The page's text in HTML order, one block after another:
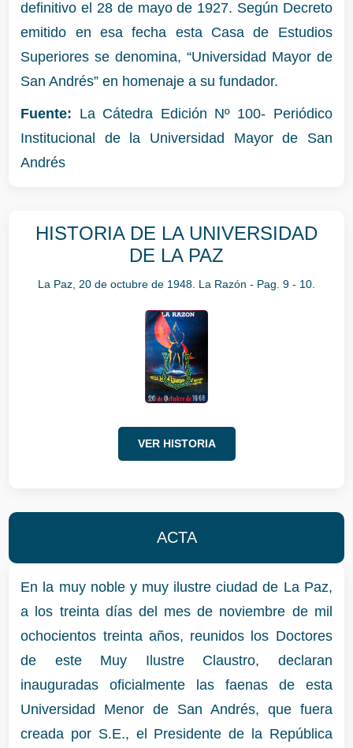
definitivo el 28 de mayo de 1927. Según Decreto
emitido en esa fecha esta Casa de Estudios
Superiores se denomina, “Universidad Mayor de
San Andrés” en homenaje a su fundador.
Fuente: La Cátedra Edición Nº 100- Periódico
Institucional de la Universidad Mayor de San
Andrés
HISTORIA DE LA UNIVERSIDAD
DE LA PAZ
La Paz, 20 de octubre de 1948. La Razón - Pag. 9 - 10.
VER HISTORIA
ACTA
En la muy noble y muy ilustre ciudad de La Paz,
a los treinta días del mes de noviembre de mil
ochocientos treinta años, reunidos los Doctores
de este Muy Ilustre Claustro, declaran
inauguradas oficialmente las faenas de esta
Universidad Menor de San Andrés, que fuera
creada por S.E., el Presidente de la República